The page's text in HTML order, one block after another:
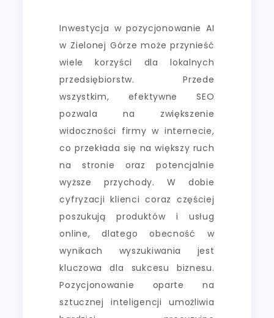
Inwestycja w pozycjonowanie AI
w Zielonej Górze może przynieść
wiele korzyści dla lokalnych
przedsiębiorstw. Przede
wszystkim, efektywne SEO
pozwala na zwiększenie
widoczności firmy w internecie,
co przekłada się na większy ruch
na stronie oraz potencjalnie
wyższe przychody. W dobie
cyfryzacji klienci coraz częściej
poszukują produktów i usług
online, dlatego obecność w
wynikach wyszukiwania jest
kluczowa dla sukcesu biznesu.
Pozycjonowanie oparte na
sztucznej inteligencji umożliwia